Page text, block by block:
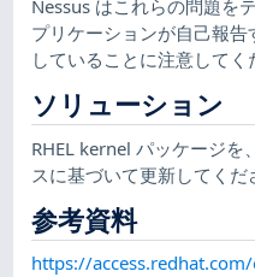
Nessus はこれらの問題を
プリケーションが自己報
していることに注意してく
ソリューション
RHEL kernel パッケージ
スに基づいて更新してくだ
参考資料
https://